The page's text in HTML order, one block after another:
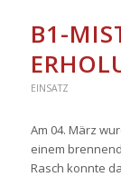
B1-
EINSATZ
Am 04. März
einem
Rasch konnte